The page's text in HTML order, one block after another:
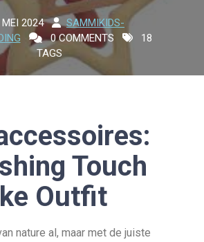
2024
SAMMIKIDS-
0 COMMENTS
18
TAGS
Touch
Outfit
nature al, maar met de juiste